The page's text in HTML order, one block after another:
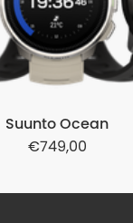
Suunto Ocean
749,00